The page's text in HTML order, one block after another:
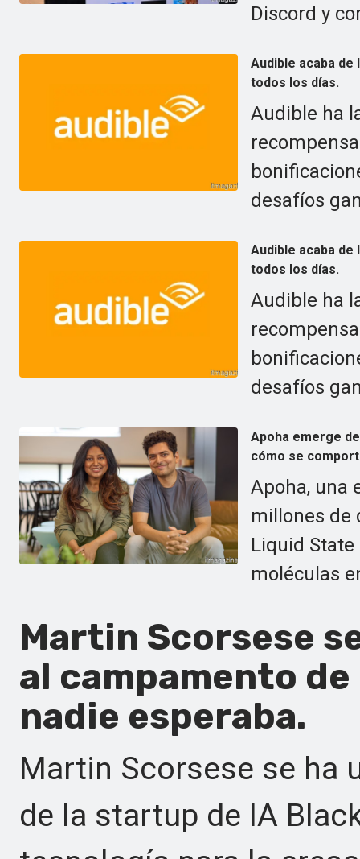
Discord y
Audible acaba
todos los días.
Audible ha
desafíos
Audible acaba
todos los días.
Audible ha
desafíos
Apoha emerge
cómo se
Apoha, una
millones de
Liquid
moléculas
Martin Scorsese
al campamento de
nadie esperaba.
Martin Scorsese se ha
de la startup de IA